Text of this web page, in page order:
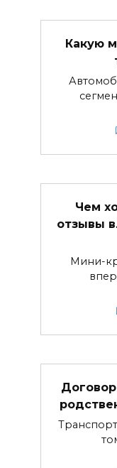
Какую
Чем
отзывы
Мини-